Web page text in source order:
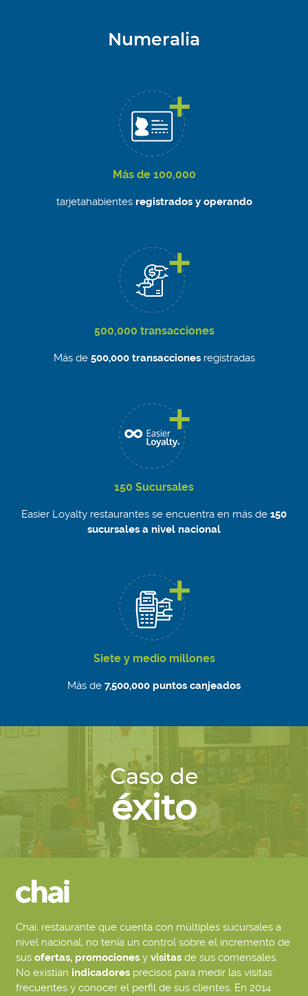
Numeralia
Más de 100,000
tarjetahabientes registrados y operando
500,000 transacciones
Más de 500,000 transaccionesregistradas
150 Sucursales
Easier Loyalty restaurantes se encuentra en más de 150
sucursales a nivel nacional
Siete y medio millones
Más de 7,500,000 puntos canjeados
Chai, restaurante que cuenta con múltiples sucursales a
nivel nacional, no tenía un control sobre el incremento de
sus ofertas, promociones y visitas de sus comensales.
No existían indicadores precisos para medir las visitas
frecuentes y conocer el perfil de sus clientes. En 2014
Caso de
éxito